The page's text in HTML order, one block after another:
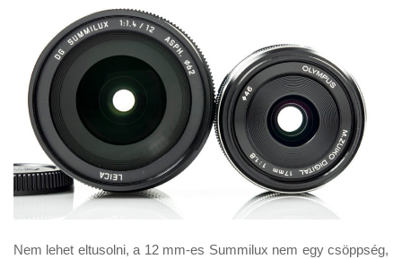
Nem lehet eltusolni, a 12 mm-es Summilux nem egy csöppség,